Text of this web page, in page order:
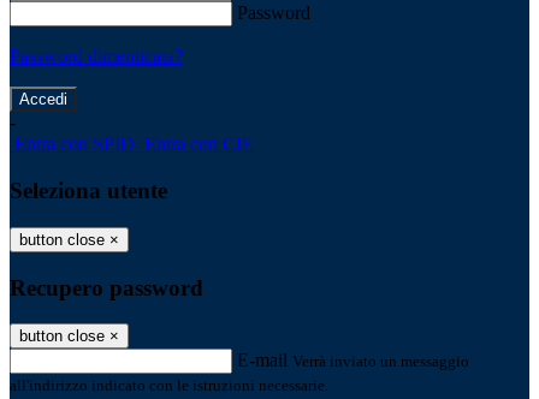
Password
Password dimenticata?
-
Entra con SPID Entra con CIE
Seleziona utente
button close ×
Recupero password
button close ×
E-mail Verrà inviato un messaggio
all'indirizzo indicato con le istruzioni necessarie.